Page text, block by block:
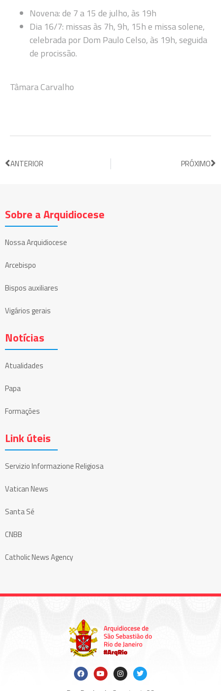
Novena: de 7 a 15 de julho, às 19h
Dia 16/7: missas às 7h, 9h, 15h e missa solene,
celebrada por Dom Paulo Celso, às 19h, seguida
de procissão.
Tâmara Carvalho
ANTERIOR PRÓXIMO
Sobre a Arquidiocese
Nossa Arquidiocese
Arcebispo
Bispos auxiliares
Vigários gerais
Notícias
Atualidades
Papa
Formações
Link úteis
Servizio Informazione Religiosa
Vatican News
Santa Sé
CNBB
Catholic News Agency